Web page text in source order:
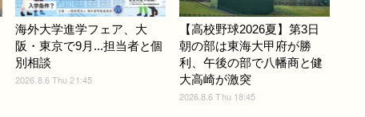
海外大学進学フェア、大
阪・東京で9月...担当者と個
別相談
2026.8.6 Thu 21:45
【高校野球2026夏】第3日
朝の部は東海大甲府が勝
利、午後の部で八幡商と健
大高崎が激突
2026.8.6 Thu 18:45